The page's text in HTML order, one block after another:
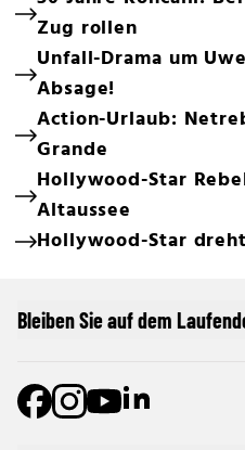
Zug rollen
Unfall-Drama um
Absage!
Action-Urlaub:
Grande
Hollywood-Star
Altaussee
Hollywood-Star
Bleiben Sie auf dem